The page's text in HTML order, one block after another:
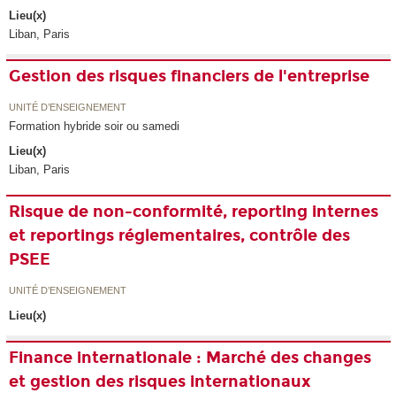
Lieu(x)
Liban, Paris
Gestion des risques financiers de l'entreprise
UNITÉ D’ENSEIGNEMENT
Formation hybride soir ou samedi
Lieu(x)
Liban, Paris
Risque de non-conformité, reporting internes
et reportings réglementaires, contrôle des
PSEE
UNITÉ D’ENSEIGNEMENT
Lieu(x)
Finance internationale : Marché des changes
et gestion des risques internationaux